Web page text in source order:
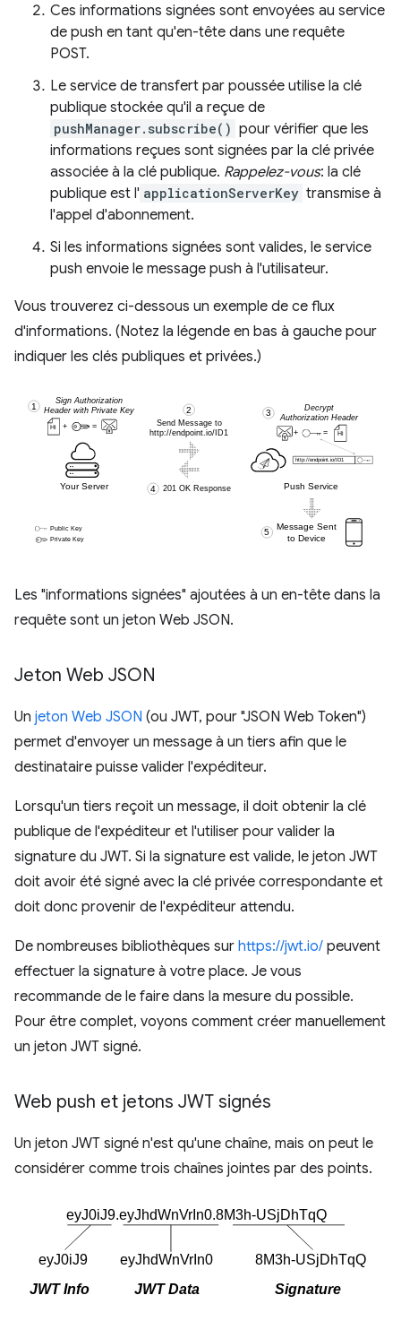
Ces informations signées sont envoyées au service
de push en tant qu'en-tête dans une requête
POST.
Le service de transfert par poussée utilise la clé
publique stockée qu'il a reçue de
pushManager.subscribe() pour vérifier que les
informations reçues sont signées par la clé privée
associée à la clé publique. Rappelez-vous: la clé
publique est l' applicationServerKey transmise à
l'appel d'abonnement.
Si les informations signées sont valides, le service
push envoie le message push à l'utilisateur.
Vous trouverez ci-dessous un exemple de ce flux
d'informations. (Notez la légende en bas à gauche pour
indiquer les clés publiques et privées.)
Les "informations signées" ajoutées à un en-tête dans la
requête sont un jeton Web JSON.
Jeton Web JSON
Un jeton Web JSON (ou JWT, pour "JSON Web Token")
permet d'envoyer un message à un tiers afin que le
destinataire puisse valider l'expéditeur.
Lorsqu'un tiers reçoit un message, il doit obtenir la clé
publique de l'expéditeur et l'utiliser pour valider la
signature du JWT. Si la signature est valide, le jeton JWT
doit avoir été signé avec la clé privée correspondante et
doit donc provenir de l'expéditeur attendu.
De nombreuses bibliothèques sur https://jwt.io/ peuvent
effectuer la signature à votre place. Je vous
recommande de le faire dans la mesure du possible.
Pour être complet, voyons comment créer manuellement
un jeton JWT signé.
Web push et jetons JWT signés
Un jeton JWT signé n'est qu'une chaîne, mais on peut le
considérer comme trois chaînes jointes par des points.